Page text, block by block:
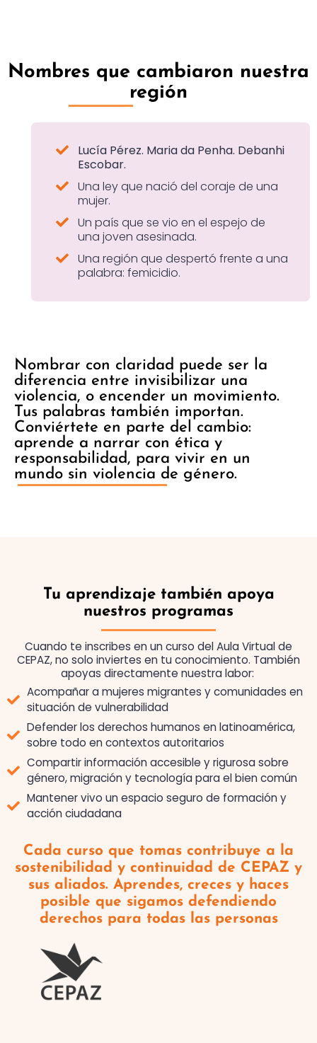
Nombres que cambiaron nuestra
región
Lucía Pérez. Maria da Penha. Debanhi
Escobar.
Una ley que nació del coraje de una
mujer.
Un país que se vio en el espejo de
una joven asesinada.
Una región que despertó frente a una
palabra: femicidio.
Nombrar con claridad puede ser la
diferencia entre invisibilizar una
violencia, o encender un movimiento.
Tus palabras también importan.
Conviértete en parte del cambio:
aprende a narrar con ética y
responsabilidad, para vivir en un
mundo sin violencia de género.
Tu aprendizaje también apoya
nuestros programas
Cuando te inscribes en un curso del Aula Virtual de
CEPAZ, no solo inviertes en tu conocimiento. También
apoyas directamente nuestra labor:
Acompañar a mujeres migrantes y comunidades en
situación de vulnerabilidad
Defender los derechos humanos en latinoamérica,
sobre todo en contextos autoritarios
Compartir información accesible y rigurosa sobre
género, migración y tecnología para el bien común
Mantener vivo un espacio seguro de formación y
acción ciudadana
Cada curso que tomas contribuye a la
sostenibilidad y continuidad de CEPAZ y
sus aliados. Aprendes, creces y haces
posible que sigamos defendiendo
derechos para todas las personas